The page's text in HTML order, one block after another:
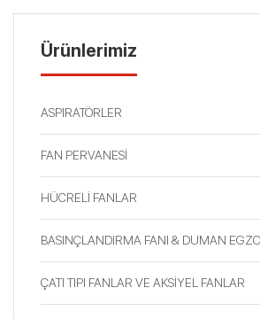
Ürünlerimiz
ASPIRATÖRLER
FAN PERVANESİ
HÜCRELİ FANLAR
BASINÇLANDIRMA FANI & DUMAN
ÇATI TIPI FANLAR VE AKSİYEL FANLAR